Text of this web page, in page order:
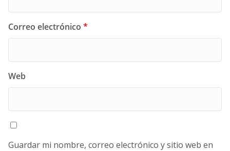
Correo electrónico *
Web
Guardar mi nombre, correo electrónico y sitio web en